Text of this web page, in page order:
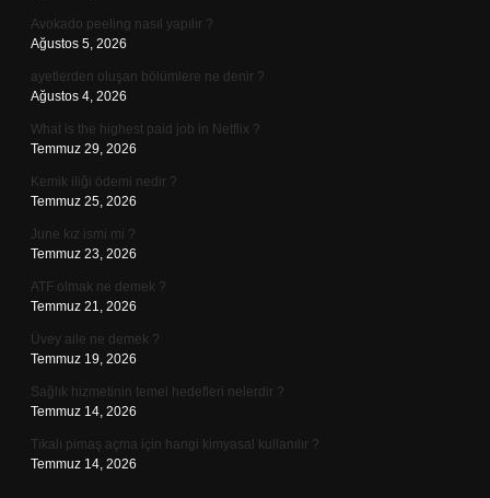
Avokado peeling nasıl yapılır ?
Ağustos 5, 2026
ayetlerden oluşan bölümlere ne denir ?
Ağustos 4, 2026
What is the highest paid job in Netflix ?
Temmuz 29, 2026
Kemik iliği ödemi nedir ?
Temmuz 25, 2026
June kız ismi mi ?
Temmuz 23, 2026
ATF olmak ne demek ?
Temmuz 21, 2026
Üvey aile ne demek ?
Temmuz 19, 2026
Sağlık hizmetinin temel hedefleri nelerdir ?
Temmuz 14, 2026
Tıkalı pimaş açma için hangi kimyasal kullanılır ?
Temmuz 14, 2026